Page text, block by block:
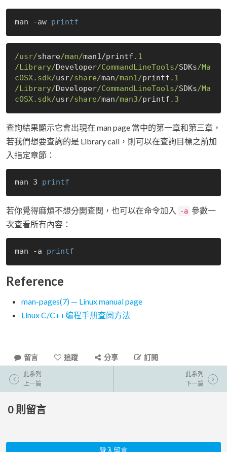
man -aw printf
/usr/share/man/man1/printf .1
/Library/Developer/CommandLineTools/SDKs/Ma
cOSX.sdk/usr/share/man/man1/printf .1
/Library/Developer/CommandLineTools/SDKs/Ma
cOSX.sdk/usr/share/man/man3/printf .3
查詢結果顯示它會出現在 man page 當中的第一章和第三章，
若我們想要查詢的是 Library call，則可以在查詢目標之前加
入指定章節：
man 3 printf
若你覺得麻煩不想分開查閱，也可以在命令加入 -a 參數一
次查看所有內容：
man -a printf
Reference
man-pages(7) — Linux manual page
Linux C/C++编程手册查阅方法
留言 追蹤 分享 訂閱
此系列
上一篇
此系列
下一篇
0 則留言
登入留言